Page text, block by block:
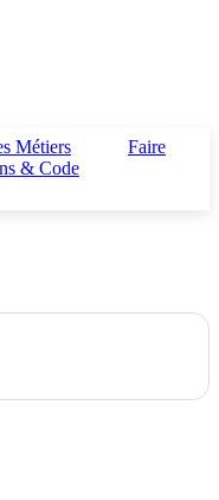
Métiers
Faire
& Code